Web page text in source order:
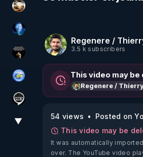
patatrak
AH2020
Infos et vérité
Tonton Posture Débrief
Notre Réalité Est Falsifiée Et Fausse
▼
Regenere /
3.5 k subscribers
This video may be
Regenere /
54 views
Posted on
This video may be
It was automatically
over. The YouTube video